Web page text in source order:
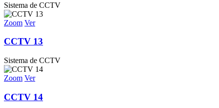
Sistema de CCTV
Zoom Ver
CCTV 13
Sistema de CCTV
Zoom Ver
CCTV 14